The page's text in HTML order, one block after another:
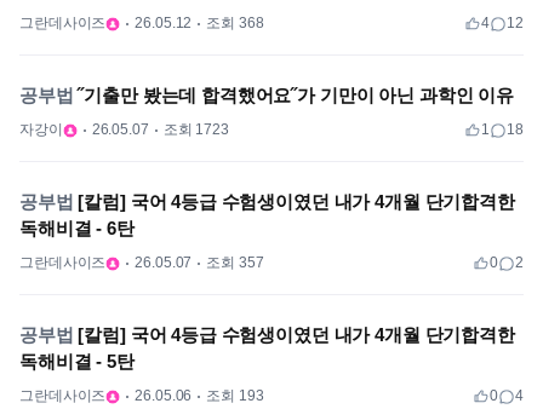
그란데사이즈 26.05.12 조회 368 4 12
공부법 ˝기출만 봤는데 합격했어요˝가 기만이 아닌 과학인 이유
자강이 26.05.07 조회 1723 1 18
공부법 [칼럼] 국어 4등급 수험생이였던 내가 4개월 단기합격한
독해비결 - 6탄
그란데사이즈 26.05.07 조회 357 0 2
공부법 [칼럼] 국어 4등급 수험생이였던 내가 4개월 단기합격한
독해비결 - 5탄
그란데사이즈 26.05.06 조회 193 0 4